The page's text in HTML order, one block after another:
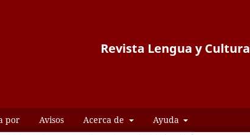
Revista Lengua y Cultura
por Avisos Acerca de Ayuda